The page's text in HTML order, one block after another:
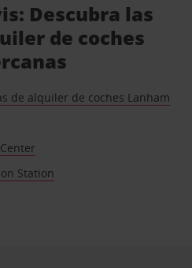
Descubra las
de coches
de alquiler de coches Lanham
Station